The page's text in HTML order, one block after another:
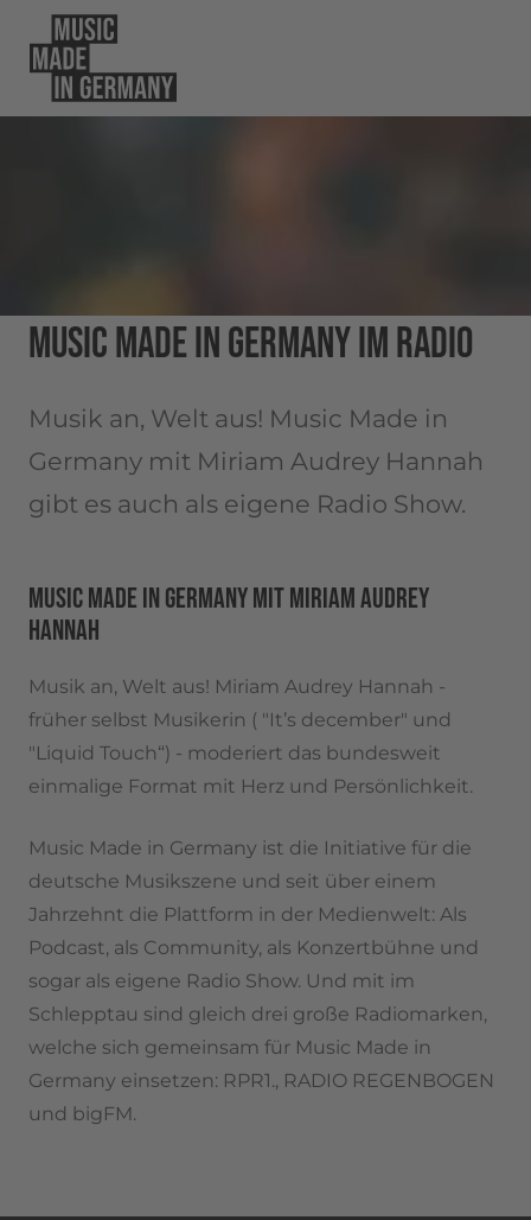
MUSIC MADE IN GERMANY IM RADIO
Musik an, Welt aus! Music Made in
Germany mit Miriam Audrey Hannah
gibt es auch als eigene Radio Show.
MUSIC MADE IN GERMANY MIT MIRIAM AUDREY
HANNAH
Musik an, Welt aus! Miriam Audrey Hannah -
früher selbst Musikerin ( "It’s december" und
"Liquid Touch“) - moderiert das bundesweit
einmalige Format mit Herz und Persönlichkeit.
Music Made in Germany ist die Initiative für die
deutsche Musikszene und seit über einem
Jahrzehnt die Plattform in der Medienwelt: Als
Podcast, als Community, als Konzertbühne und
sogar als eigene Radio Show. Und mit im
Schlepptau sind gleich drei große Radiomarken,
welche sich gemeinsam für Music Made in
Germany einsetzen: RPR1., RADIO REGENBOGEN
und bigFM.